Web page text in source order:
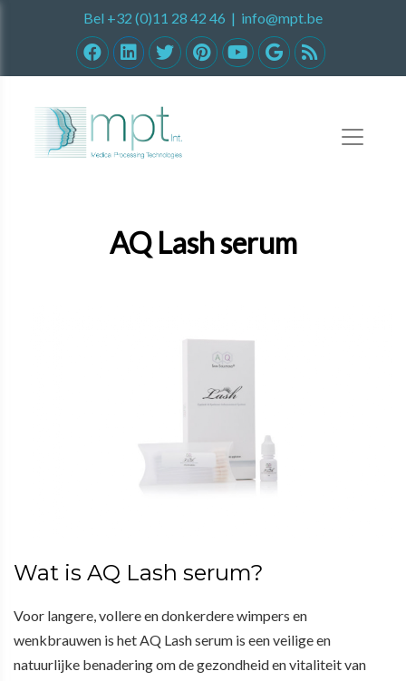
Bel +32 (0)11 28 42 46 | info@mpt.be
AQ Lash serum
Wat is AQ Lash serum?
Voor langere, vollere en donkerdere wimpers en
wenkbrauwen is het AQ Lash serum is een veilige en
natuurlijke benadering om de gezondheid en vitaliteit van